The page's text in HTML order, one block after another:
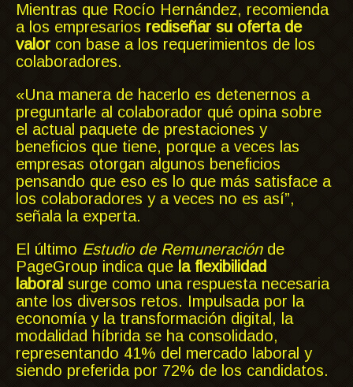
Mientras que Rocío Hernández, recomienda
a los empresarios rediseñar su oferta de
valor con base a los requerimientos de los
colaboradores.
«Una manera de hacerlo es detenernos a
preguntarle al colaborador qué opina sobre
el actual paquete de prestaciones y
beneficios que tiene, porque a veces las
empresas otorgan algunos beneficios
pensando que eso es lo que más satisface a
los colaboradores y a veces no es así”,
señala la experta.
El último Estudio de Remuneraciónde
PageGroup indica que la flexibilidad
laboral surge como una respuesta necesaria
ante los diversos retos. Impulsada por la
economía y la transformación digital, la
modalidad híbrida se ha consolidado,
representando 41% del mercado laboral y
siendo preferida por 72% de los candidatos.